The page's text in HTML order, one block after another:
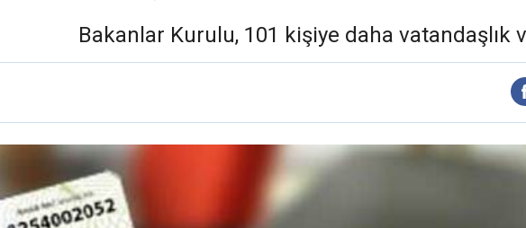
Bakanlar Kurulu, 101 kişiye daha vatandaşlık